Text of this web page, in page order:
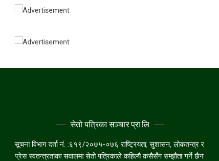
सेतो पत्रिका सञ्चार प्रा.लि
सूचना विभाग दर्ता नं. :६१९/२०७५-०७६ राष्ट्रियता, सुशासन, लोकतन्त्र र
प्रेस स्वतन्त्रताका सवालमा सेतो पत्रिकाले कहिल्यै कसैसँग सम्झौता गर्ने छैन